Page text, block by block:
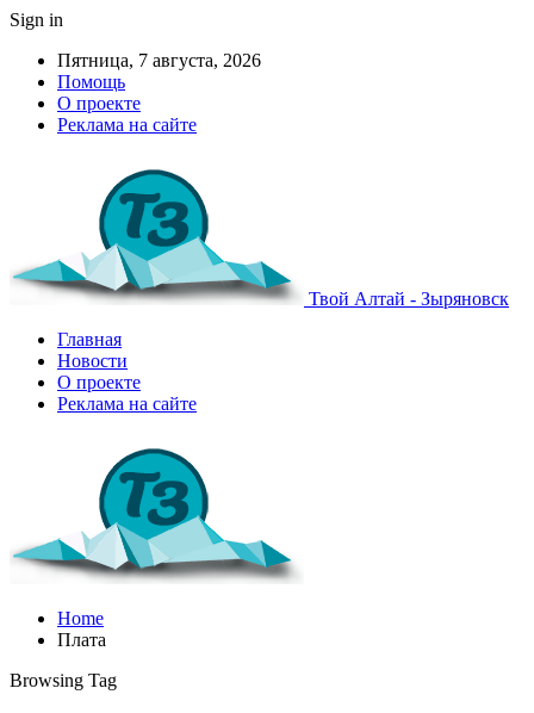
Sign in
Пятница, 7 августа, 2026
Помощь
О проекте
Реклама на сайте
Твой Алтай - Зыряновск
Главная
Новости
О проекте
Реклама на сайте
Home
Плата
Browsing Tag